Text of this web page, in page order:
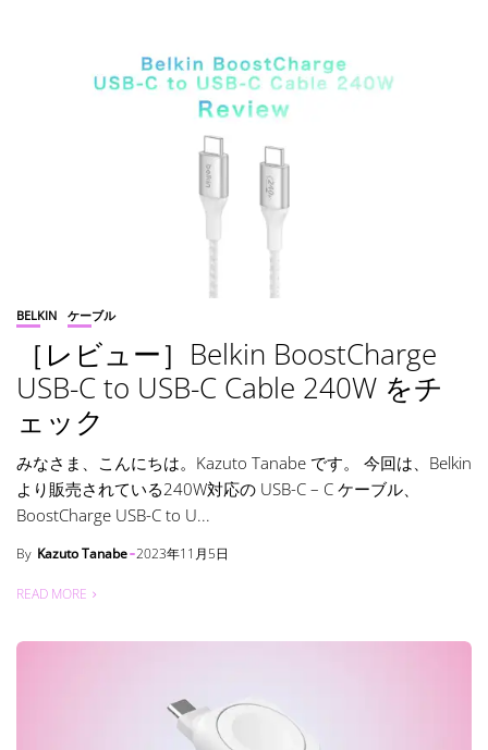
BELKIN ケーブル
［レビュー］Belkin BoostCharge
USB-C to USB-C Cable 240W をチ
ェック
みなさま、こんにちは。Kazuto Tanabe です。 今回は、Belkin
より販売されている240W対応の USB-C – C ケーブル、
BoostCharge USB-C to U...
By Kazuto Tanabe 2023年11月5日
READ MORE